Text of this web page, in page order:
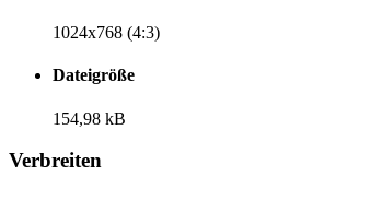
1024x768 (4:3)
Dateigröße
154,98 kB
Verbreiten